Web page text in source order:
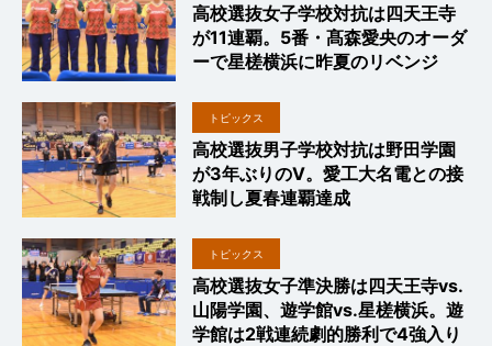
高校選抜女子学校対抗は四天王寺
が11連覇。5番・髙森愛央のオーダ
ーで星槎横浜に昨夏のリベンジ
トピックス
高校選抜男子学校対抗は野田学園
が3年ぶりのV。愛工大名電との接
戦制し夏春連覇達成
トピックス
高校選抜女子準決勝は四天王寺vs.
山陽学園、遊学館vs.星槎横浜。遊
学館は2戦連続劇的勝利で4強入り